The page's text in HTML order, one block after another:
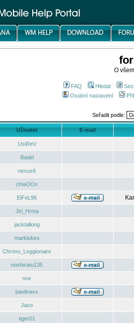
O
FAQ Hledat
Osobní nastavení
Seřadit podle:
Uživatel E-mail
UsiReV
Badel
nexus6
cHaOOs
EiFeL96
Jiri_Hrma
jacktalking
marklukes
Chrono_Leggionaire
nosferatu135
nox
pavlinaxx
Jaso
tiger01